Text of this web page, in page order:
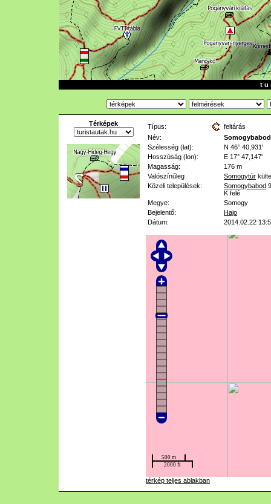
t u
Térképek Típus:
feltárás
Név:
Szélesség (lat):
N 46° 40,931'
Hosszúság (lon):
E 17° 47,147'
Magasság:
176 m
Valószínűleg
Somogytúr
Közeli települések:
Somogybabod
K felé
Megye:
Somogy
Bejelentő:
Hajo
Dátum:
2014.02.22
térkép teljes ablakban